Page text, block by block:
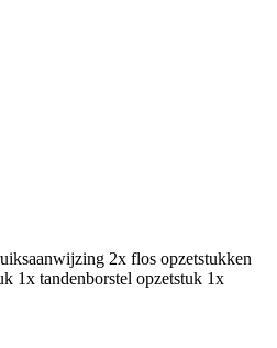
2x flos opzetstukken
1x tandenborstel opzetstuk 1x